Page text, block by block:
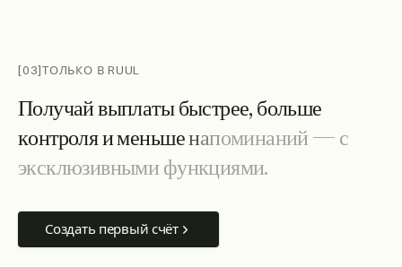
[03]ТОЛЬКО В RUUL
Получайвыплатыбыстрее,больше
контроляименьшенапоминаний—с
эксклюзивнымифункциями.
Создать первый счёт